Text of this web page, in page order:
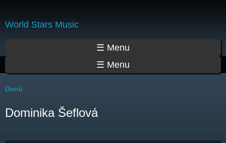
World Stars Music
☰ Menu
☰ Menu
Jste zde
Domů
Dominika Šeflová